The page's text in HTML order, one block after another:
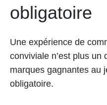
obligatoire
Une expérience de
conviviale n’est plus un
marques gagnantes au
obligatoire.